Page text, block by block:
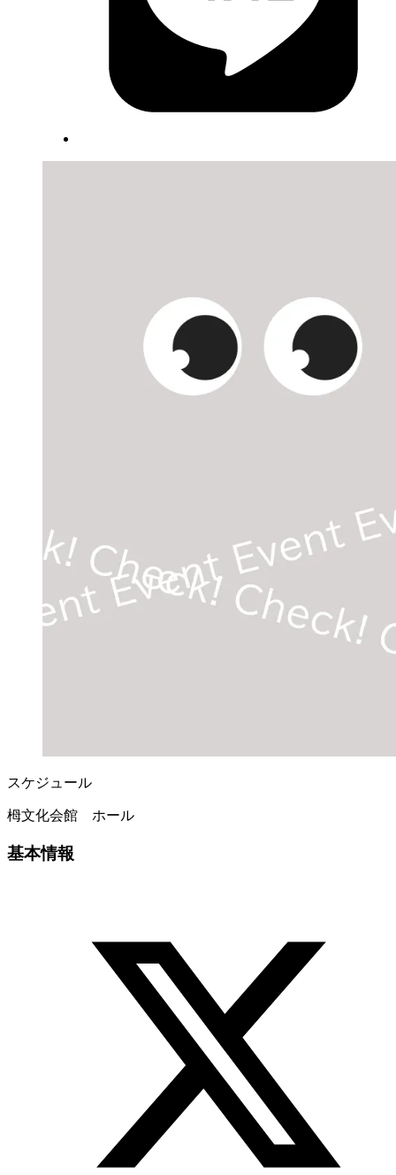
スケジュール
栂文化会館 ホール
基本情報